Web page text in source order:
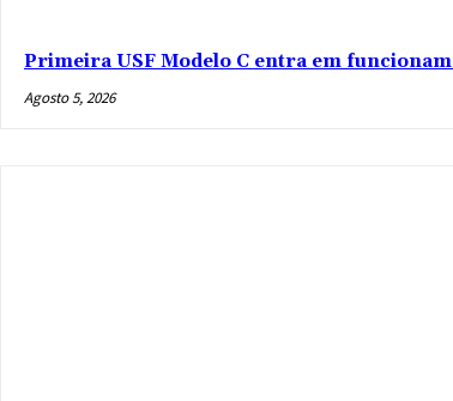
Primeira USF Modelo C entra em
Agosto 5, 2026